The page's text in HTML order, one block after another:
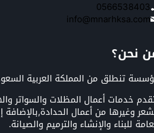
0566538403
info@mnarhksa.com
نحن؟
تنطلق من المملكة العربية
خدمات أعمال المظلات والسواتر
وغيرها من أعمال الحدادة,بالإضافة
للبناء والإنشاء والترميم والصيانة.